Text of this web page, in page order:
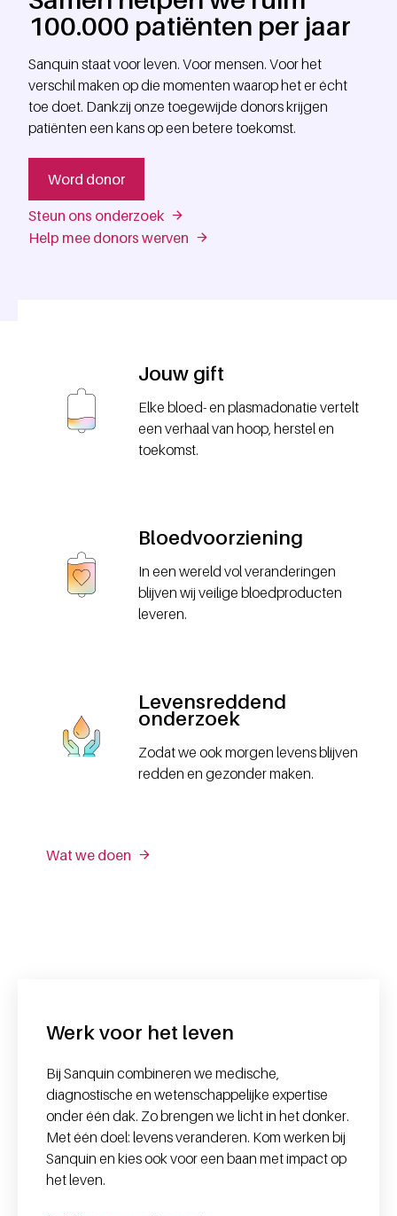
100.000 patiënten per jaar
Sanquin staat voor leven. Voor mensen. Voor het
verschil maken op die momenten waarop het er écht
toe doet. Dankzij onze toegewijde donors krijgen
patiënten een kans op een betere toekomst.
Word donor
Steun ons onderzoek
Help mee donors werven
Jouw gift
Elke bloed- en plasmadonatie vertelt
een verhaal van hoop, herstel en
toekomst.
Bloedvoorziening
In een wereld vol veranderingen
blijven wij veilige bloedproducten
leveren.
Levensreddend
onderzoek
Zodat we ook morgen levens blijven
redden en gezonder maken.
Wat we doen
Werk voor het leven
Bij Sanquin combineren we medische,
diagnostische en wetenschappelijke expertise
onder één dak. Zo brengen we licht in het donker.
Met één doel: levens veranderen. Kom werken bij
Sanquin en kies ook voor een baan met impact op
het leven.